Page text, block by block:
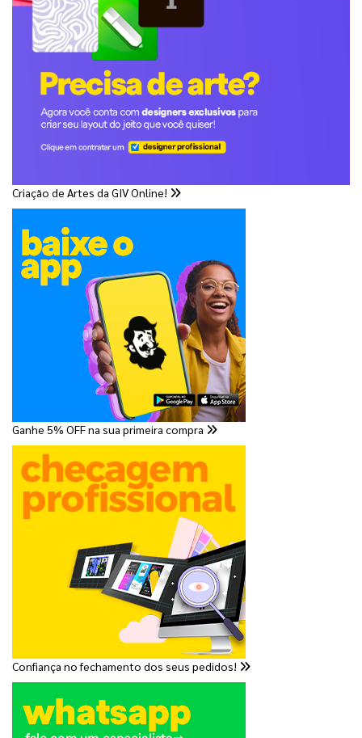
Criação de Artes da GIV Online!
Ganhe 5% OFF na sua primeira compra
Confiança no fechamento dos seus pedidos!